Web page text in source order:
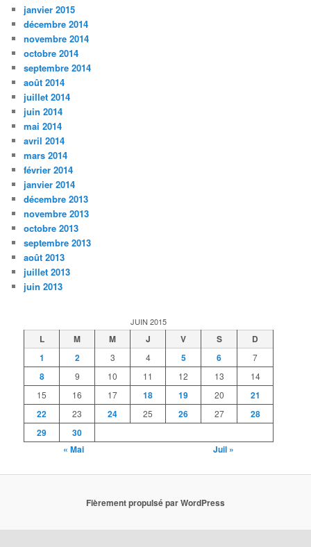
janvier 2015
décembre 2014
novembre 2014
octobre 2014
septembre 2014
août 2014
juillet 2014
juin 2014
mai 2014
avril 2014
mars 2014
février 2014
janvier 2014
décembre 2013
novembre 2013
octobre 2013
septembre 2013
août 2013
juillet 2013
juin 2013
JUIN 2015
L M M J V S
D
1
2 3 4 5 6 7
8 9 10 11 12 13
14
15
16 17 18 19 20
21
22
23 24 25 26 27
28
29
30
« Mai
Juil »
Fièrement propulsé par WordPress